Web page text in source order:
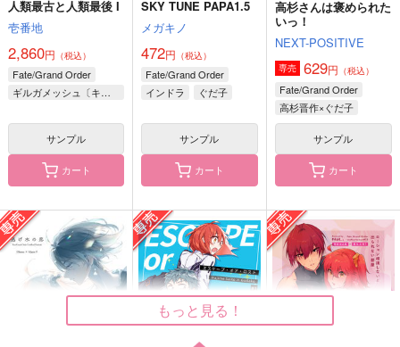
ぱる！2
酒ともちもち
（税込）
アルハイゼン
サンプル
作品詳細
シェアハウス創作
2MDK第2号【再版】
もちもち大福屋
220円（税込）
サンプル
作品詳細
【再販】鬼殺隊見聞録
ー再録集２ー
週末
1,976円（税込）
サンプル
作品詳細
人類最古と人類最後 I
壱番地
2,860円 （税込）
Fate/Grand Order
ギルガメッシュ〔キャスター〕×ぐだ子
サンプル
カート
SKY TUNE PAPA1.5
メガキノ
472円 （税込）
Fate/Grand Order
インドラ
ぐだ子
サンプル
カート
高杉さんは褒められた
いっ！
NEXT-POSITIVE
専売 629円 （税込）
Fate/Grand Order
高杉晋作×ぐだ子
サンプル
カート
もっと見る！